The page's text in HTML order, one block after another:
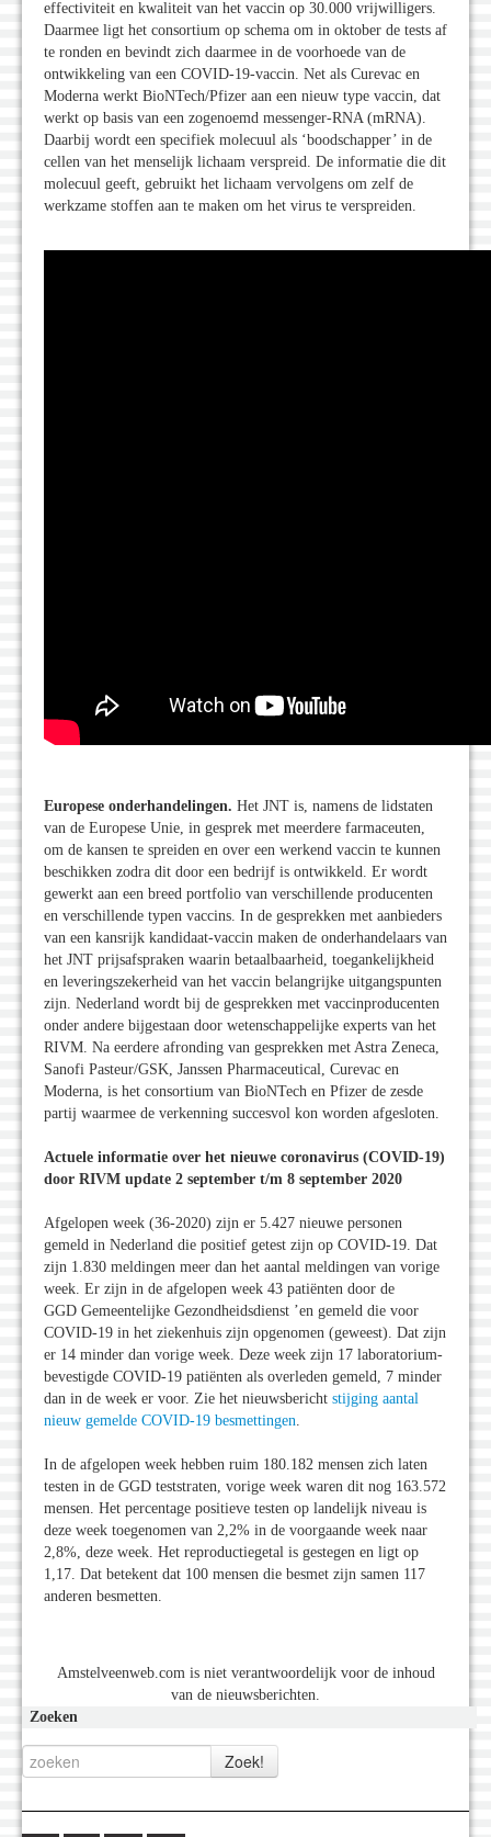
effectiviteit en kwaliteit van het vaccin op 30.000 vrijwilligers.
Daarmee ligt het consortium op schema om in oktober de tests af
te ronden en bevindt zich daarmee in de voorhoede van de
ontwikkeling van een COVID-19-vaccin. Net als Curevac en
Moderna werkt BioNTech/Pfizer aan een nieuw type vaccin, dat
werkt op basis van een zogenoemd messenger-RNA (mRNA).
Daarbij wordt een specifiek molecuul als ‘boodschapper’ in de
cellen van het menselijk lichaam verspreid. De informatie die dit
molecuul geeft, gebruikt het lichaam vervolgens om zelf de
werkzame stoffen aan te maken om het virus te verspreiden.
Europese onderhandelingen. Het JNT is, namens de lidstaten
van de Europese Unie, in gesprek met meerdere farmaceuten,
om de kansen te spreiden en over een werkend vaccin te kunnen
beschikken zodra dit door een bedrijf is ontwikkeld. Er wordt
gewerkt aan een breed portfolio van verschillende producenten
en verschillende typen vaccins. In de gesprekken met aanbieders
van een kansrijk kandidaat-vaccin maken de onderhandelaars van
het JNT prijsafspraken waarin betaalbaarheid, toegankelijkheid
en leveringszekerheid van het vaccin belangrijke uitgangspunten
zijn. Nederland wordt bij de gesprekken met vaccinproducenten
onder andere bijgestaan door wetenschappelijke experts van het
RIVM. Na eerdere afronding van gesprekken met Astra Zeneca,
Sanofi Pasteur/GSK, Janssen Pharmaceutical, Curevac en
Moderna, is het consortium van BioNTech en Pfizer de zesde
partij waarmee de verkenning succesvol kon worden afgesloten.
Actuele informatie over het nieuwe coronavirus (COVID-19)
door RIVM update 2 september t/m 8 september 2020
Afgelopen week (36-2020) zijn er 5.427 nieuwe personen
gemeld in Nederland die positief getest zijn op COVID-19. Dat
zijn 1.830 meldingen meer dan het aantal meldingen van vorige
week. Er zijn in de afgelopen week 43 patiënten door de
GGD Gemeentelijke Gezondheidsdienst ’en gemeld die voor
COVID-19 in het ziekenhuis zijn opgenomen (geweest). Dat zijn
er 14 minder dan vorige week. Deze week zijn 17 laboratorium-
bevestigde COVID-19 patiënten als overleden gemeld, 7 minder
dan in de week er voor. Zie het nieuwsbericht stijging aantal
nieuw gemelde COVID-19 besmettingen.
In de afgelopen week hebben ruim 180.182 mensen zich laten
testen in de GGD teststraten, vorige week waren dit nog 163.572
mensen. Het percentage positieve testen op landelijk niveau is
deze week toegenomen van 2,2% in de voorgaande week naar
2,8%, deze week. Het reproductiegetal is gestegen en ligt op
1,17. Dat betekent dat 100 mensen die besmet zijn samen 117
anderen besmetten.
Amstelveenweb.com is niet verantwoordelijk voor de inhoud
van de nieuwsberichten.
Zoeken